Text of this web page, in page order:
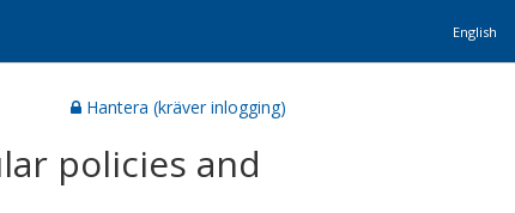
English
Hantera (kräver inlogging)
policies and